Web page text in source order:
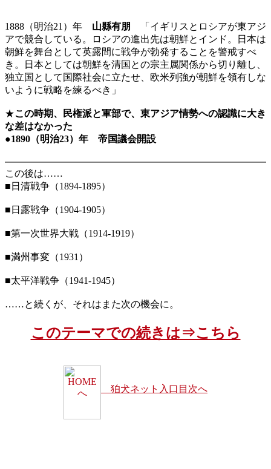
1888（明治21）年 山縣有朋
「イギリスとロシアが東アジ
アで競合している。ロシアの進出先は朝鮮とインド。日本は
朝鮮を舞台として英露間に戦争が勃発することを警戒すべ
き。日本としては朝鮮を清国との宗主属関係から切り離し、
独立国として国際社会に立たせ、欧米列強が朝鮮を領有しな
いように戦略を練るべき」
★この時期、民権派と軍部で、東アジア情勢への認識に大き
な差はなかった
●1890（明治23）年 帝国議会開設
この後は……
■日清戦争（1894-1895）
■日露戦争（1904-1905）
■第一次世界大戦（1914-1919）
■満州事変（1931）
■太平洋戦争（1941-1945）
……と続くが、それはまた次の機会に。
このテーマでの続きは⇒こちら
狛犬ネット入口目次へ